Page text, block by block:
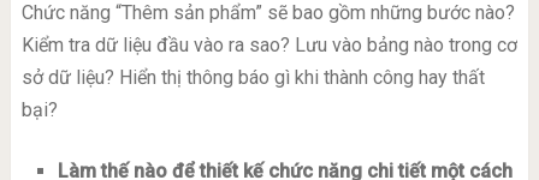
Chức năng “Thêm sản phẩm” sẽ bao gồm những bước nào?
Kiểm tra dữ liệu đầu vào ra sao? Lưu vào bảng nào trong cơ
sở dữ liệu? Hiển thị thông báo gì khi thành công hay thất
bại?
Làm thế nào để thiết kế chức năng chi tiết một cách